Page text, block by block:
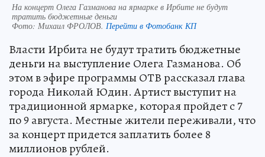
На концерт Олега Газманова на ярмарке в Ирбите не будут
тратить бюджетные деньги
Фото: Михаил ФРОЛОВ. Перейти в Фотобанк КП
Власти Ирбита не будут тратить бюджетные
деньги на выступление Олега Газманова. Об
этом в эфире программы ОТВ рассказал глава
города Николай Юдин. Артист выступит на
традиционной ярмарке, которая пройдет с 7
по 9 августа. Местные жители переживали, что
за концерт придется заплатить более 8
миллионов рублей.